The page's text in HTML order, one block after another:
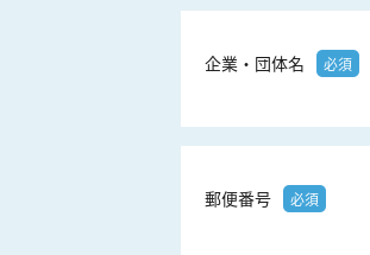
企業・団体名 必須
郵便番号 必須